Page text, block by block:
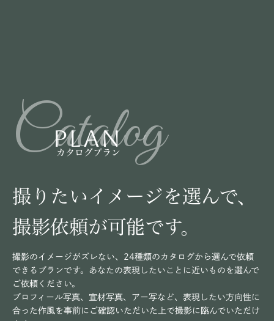
Catalog
PLAN
カタログプラン
撮りたいイメージを選んで、
撮影依頼が可能です。
撮影のイメージがズレない、24種類のカタログから選んで依頼
できるプランです。あなたの表現したいことに近いものを選んで
ご依頼ください。
プロフィール写真、宣材写真、アー写など、表現したい方向性に
合った作風を事前にご確認いただいた上で撮影に臨んでいただけ